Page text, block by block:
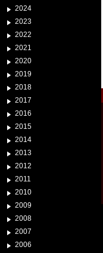
2024
2023
2022
2021
2020
2019
2018
2017
2016
2015
2014
2013
2012
2011
2010
2009
2008
2007
2006